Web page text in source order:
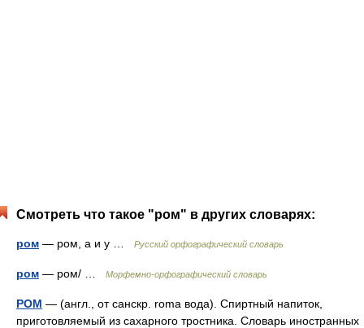
Смотреть что такое "ром" в других словарях:
ром — ром, а и у … Русский орфографический словарь
ром — ром/ … Морфемно-орфографический словарь
РОМ — (англ., от санскр. roma вода). Спиртный напиток,
приготовляемый из сахарного тростника. Словарь иностранных